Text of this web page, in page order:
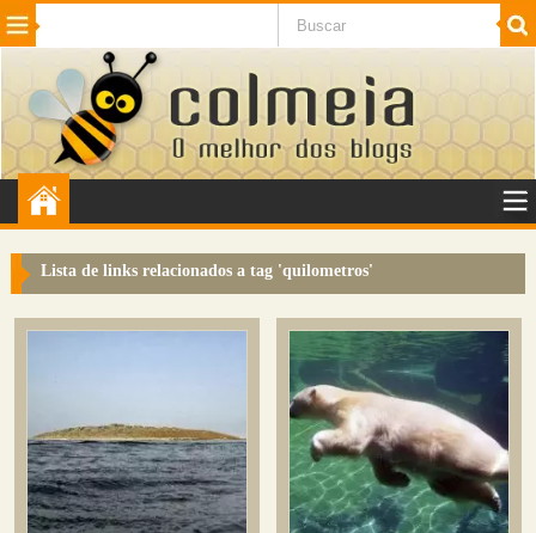
Beleza Cinema e TV
Internet Jogos NotÃ­cias SaÃºde
VeÃ­culos Adulto
Sugerir Link
Sobre
Contato
Lista de links relacionados a tag 'quilometros'